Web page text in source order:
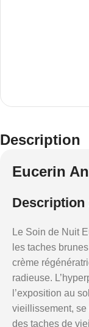
Description
Eucerin
Description
Le Soin de Nuit
les taches
crème
radieuse.
l’exposition au
vieillissement, se
des taches de